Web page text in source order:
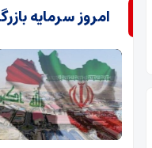
امروز سرمایه